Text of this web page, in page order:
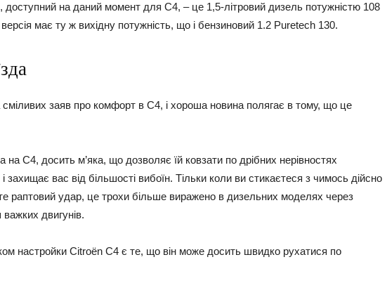
доступний на даний момент для C4, – це 1,5-літровий дизель потужністю 108
має ту ж вихідну потужність, що і бензиновий 1.2 Puretech 130.
сміливих заяв про комфорт в C4, і хороша новина полягає в тому, що це
​​на C4, досить м’яка, що дозволяє їй ковзати по дрібних нерівностях
захищає вас від більшості вибоїн. Тільки коли ви стикаєтеся з чимось дійсно
раптовий удар, це трохи більше виражено в дизельних моделях через
важких двигунів.
настройки Citroën C4 є те, що він може досить швидко рухатися по